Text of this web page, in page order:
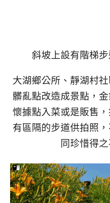
斜坡上設有階梯
大湖鄉公所、靜湖村
髒亂點改造成景點，
懷據點入菜或是販售
有區隔的步道供拍照
同珍惜得